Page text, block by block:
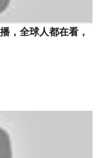
，全球人都在看，